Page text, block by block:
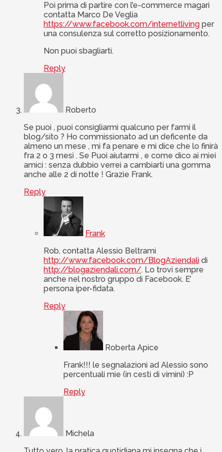
Poi prima di partire con l’e-commerce magari
contatta Marco De Veglia
https://www.facebook.com/internetliving per
una consulenza sul corretto posizionamento.
Non puoi sbagliarti.
Reply
Roberto
Se puoi , puoi consigliarmi qualcuno per farmi il
blog/sito ? Ho commissionato ad un deficente da
almeno un mese , mi fa penare e mi dice che lo finirà
fra 2 o 3 mesi . Se Puoi aiutarmi , e come dico ai miei
amici : senza dubbio verrei a cambiarti una gomma
anche alle 2 di notte ! Grazie Frank.
Reply
Frank
Rob, contatta Alessio Beltrami
http://www.facebook.com/BlogAziendali di
http://blogaziendali.com/. Lo trovi sempre
anche nel nostro gruppo di Facebook. E’
persona iper-fidata.
Reply
Roberta Apice
Frank!!! le segnalazioni ad Alessio sono
percentuali mie (in cesti di vimini) :P
Reply
Michela